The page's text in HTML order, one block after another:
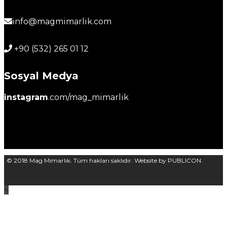
info@magmimarlik.com
+90 (532) 265 01 12
Sosyal Medya
instagram.com/mag_mimarlik
© 2018 Mag Mimarlık. Tüm hakları saklıdır. Website by PUBLICON.